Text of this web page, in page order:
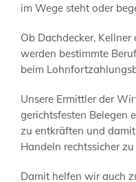
im Wege steht oder
Ob Dachdecker,
werden bestimmte
beim
Unsere Ermittler der
gerichtsfesten Belegen
zu entkräften und
Handeln rechtssicher
Damit helfen wir auch